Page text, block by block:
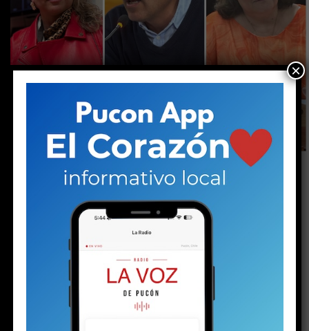
La independiente y el jefe comunal
recurrieron mutuamente a la Contraloría,
mientras que la representante del Partido
Republicano presentó dos denuncias contra el
líder Evópoli. Los episodios reflejan el
deterioro de las relaciones al interior del
×